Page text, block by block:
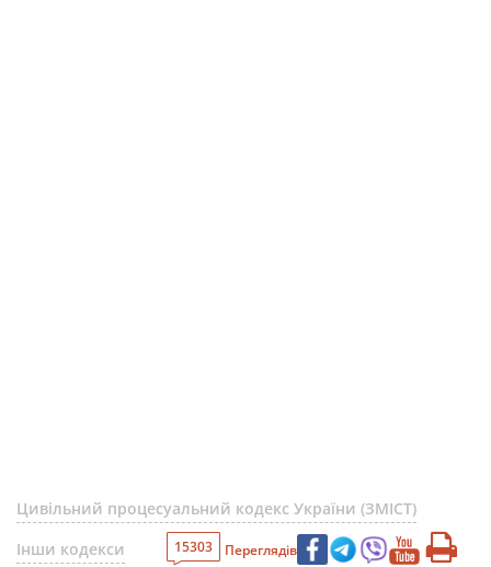
Цивільний процесуальний кодекс України (ЗМІСТ)
Інши кодекси
15303 Переглядів